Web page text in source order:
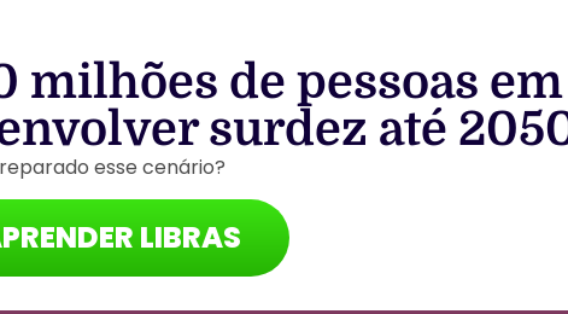
milhões de pessoas
surdez até
esse cenário?
LIBRAS